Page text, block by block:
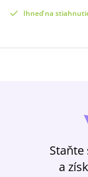
Ihneď na
Staňte
a